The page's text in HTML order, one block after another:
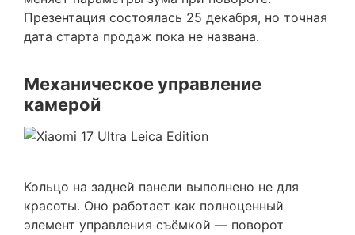
Презентация состоялась 25 декабря, но точная
дата старта продаж пока не названа.
Механическое управление
камерой
Кольцо на задней панели выполнено не для
красоты. Оно работает как полноценный
элемент управления съёмкой — поворот